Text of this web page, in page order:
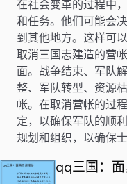
在社会变革的过程中
和任务。他们可能会
到其他地方。这样可
取消三国志建造的营
面。战争结束、军队
整、军队转型、资源
帐。在取消营帐的过
定，以确保军队的顺
规划和组织，以确保
qq三国：